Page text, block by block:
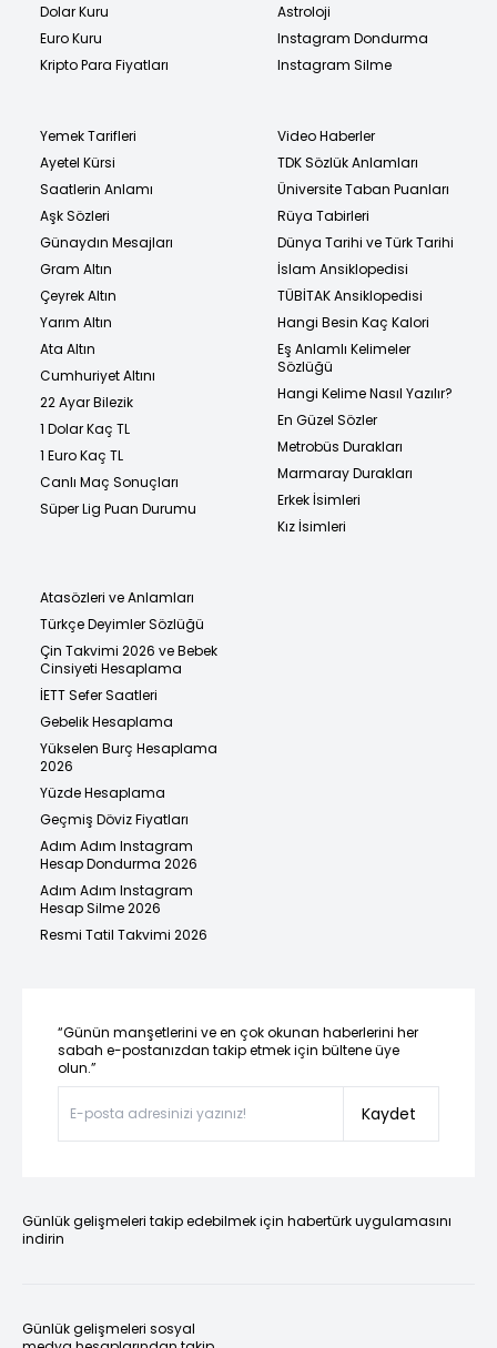
Dolar Kuru
Euro Kuru
Kripto Para Fiyatları
Astroloji
Instagram Dondurma
Instagram Silme
Yemek Tarifleri
Ayetel Kürsi
Saatlerin Anlamı
Aşk Sözleri
Günaydın Mesajları
Gram Altın
Çeyrek Altın
Yarım Altın
Ata Altın
Cumhuriyet Altını
22 Ayar Bilezik
1 Dolar Kaç TL
1 Euro Kaç TL
Canlı Maç Sonuçları
Süper Lig Puan Durumu
Video Haberler
TDK Sözlük Anlamları
Üniversite Taban Puanları
Rüya Tabirleri
Dünya Tarihi ve Türk Tarihi
İslam Ansiklopedisi
TÜBİTAK Ansiklopedisi
Hangi Besin Kaç Kalori
Eş Anlamlı Kelimeler
Sözlüğü
Hangi Kelime Nasıl Yazılır?
En Güzel Sözler
Metrobüs Durakları
Marmaray Durakları
Erkek İsimleri
Kız İsimleri
Atasözleri ve Anlamları
Türkçe Deyimler Sözlüğü
Çin Takvimi 2026 ve Bebek
Cinsiyeti Hesaplama
İETT Sefer Saatleri
Gebelik Hesaplama
Yükselen Burç Hesaplama
2026
Yüzde Hesaplama
Geçmiş Döviz Fiyatları
Adım Adım Instagram
Hesap Dondurma 2026
Adım Adım Instagram
Hesap Silme 2026
Resmi Tatil Takvimi 2026
“Günün manşetlerini ve en çok okunan haberlerini her
sabah e-postanızdan takip etmek için bültene üye
olun.”
Kaydet
Günlük gelişmeleri takip edebilmek için habertürk uygulamasını
indirin
Günlük gelişmeleri sosyal